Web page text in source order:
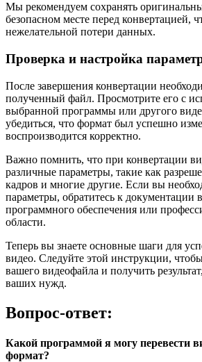
Мы рекомендуем сохранять
безопасном месте перед конвертацией,
нежелательной потери данных.
Проверка и настройка
После завершения конвертации
полученный файл. Просмотрите его с
выбранной программы или другого
убедиться, что формат был успешно
воспроизводится корректно.
Важно помнить, что при конвертации
различные параметры, такие как
кадров и многие другие. Если вы
параметры, обратитесь к документации
программного обеспечения или
области.
Теперь вы знаете основные шаги для
видео. Следуйте этой инструкции,
вашего видеофайла и получить
ваших нужд.
Вопрос-ответ:
Какой программой я могу перевести
формат?